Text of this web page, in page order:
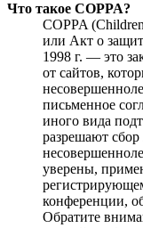
Что такое COPPA?
COPPA
или Акт о
1998 г. — это
от сайтов,
письменное
иного вида
разрешают
уверены,
конференции,
Обратите